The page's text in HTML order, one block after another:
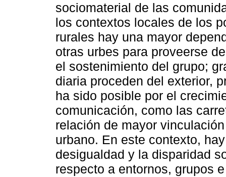
sociomaterial de las
los contextos locales de los
rurales hay una mayor
otras urbes para proveerse
el sostenimiento del grupo;
diaria proceden del exterior,
ha sido posible por el
comunicación, como las
relación de mayor
urbano. En este contexto,
desigualdad y la disparidad
respecto a entornos, grupos